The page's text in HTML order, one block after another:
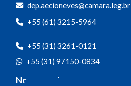
dep.aecioneves@camara.leg.br
+55 (61) 3215-5964
+55 (31) 3261-0121
+55 (31) 97150-0834
Nossas redes